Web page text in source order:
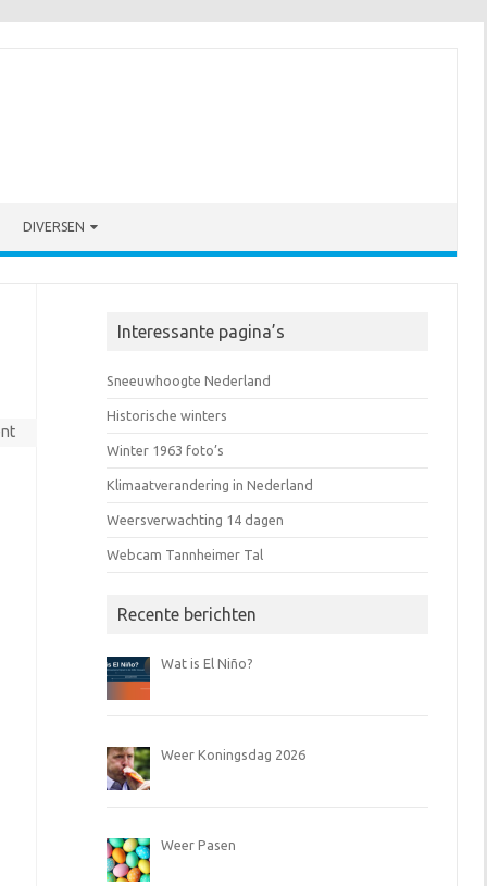
DIVERSEN
Interessante pagina’s
Sneeuwhoogte Nederland
Historische winters
Winter 1963 foto’s
Klimaatverandering in Nederland
Weersverwachting 14 dagen
Webcam Tannheimer Tal
Recente berichten
Wat is El Niño?
Weer Koningsdag 2026
Weer Pasen